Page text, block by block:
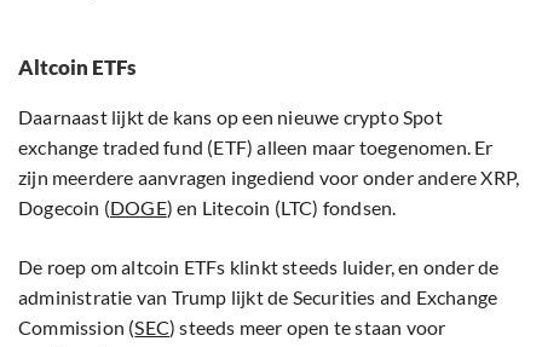
Altcoin ETFs
Daarnaast lijkt de kans op een nieuwe crypto Spot
exchange traded fund (ETF) alleen maar toegenomen. Er
zijn meerdere aanvragen ingediend voor onder andere XRP,
Dogecoin (DOGE) en Litecoin (LTC) fondsen.
De roep om altcoin ETFs klinkt steeds luider, en onder de
administratie van Trump lijkt de Securities and Exchange
Commission (SEC) steeds meer open te staan voor